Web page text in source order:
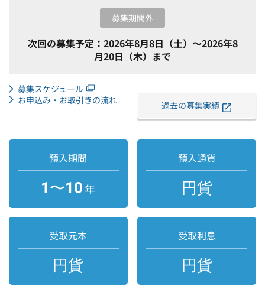
募集期間外
次回の募集予定： 2026年8月8日（土） ～2026年8
月20日（木） まで
募集スケジュール
お申込み・お取引きの流れ
過去の募集実績
預入期間
1〜10年
預入通貨
円貨
受取元本
円貨
受取利息
円貨